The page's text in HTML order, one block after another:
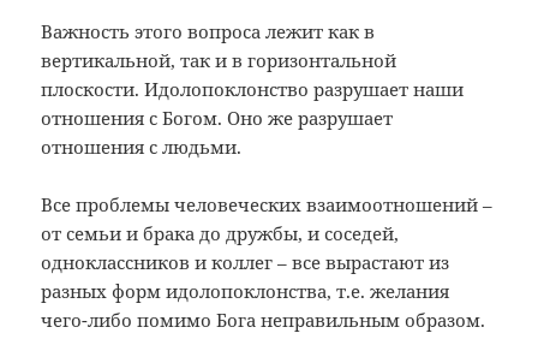
Важность этого вопроса лежит как в
вертикальной, так и в горизонтальной
плоскости. Идолопоклонство разрушает наши
отношения с Богом. Оно же разрушает
отношения с людьми.
Все проблемы человеческих взаимоотношений –
от семьи и брака до дружбы, и соседей,
одноклассников и коллег – все вырастают из
разных форм идолопоклонства, т.е. желания
чего-либо помимо Бога неправильным образом.